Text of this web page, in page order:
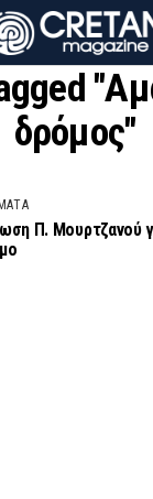
δρόμος"
Π. Μουρτζανού